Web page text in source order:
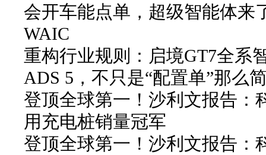
会开车能点单，超级智能体来
WAIC
重构行业规则：启境GT7全系
ADS 5，不只是“配置单”那么
登顶全球第一！沙利文报告：
用充电桩销量冠军
登顶全球第一！沙利文报告：